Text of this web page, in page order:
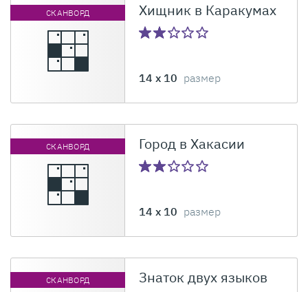
СКАНВОРД Хищник в Каракумах
14 x 10 размер
СКАНВОРД Город в Хакасии
14 x 10 размер
СКАНВОРД Знаток двух языков